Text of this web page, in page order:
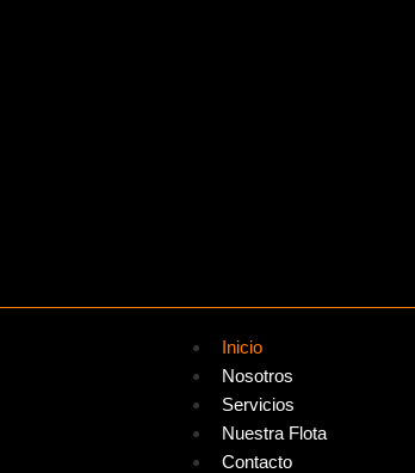
Inicio
Nosotros
Servicios
Nuestra Flota
Contacto